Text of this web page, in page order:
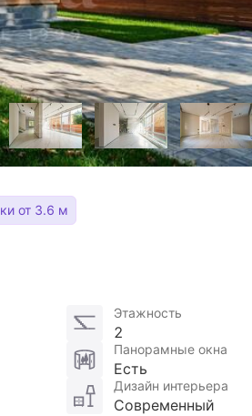
от 3.6 м
Этажность
2
Панорамные окна
Есть
Дизайн интерьера
Современный